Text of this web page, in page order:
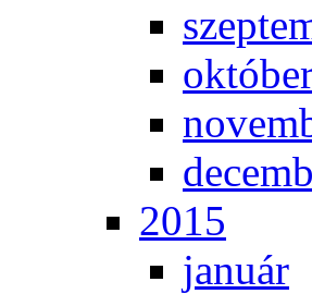
2015
ja­nu­ár